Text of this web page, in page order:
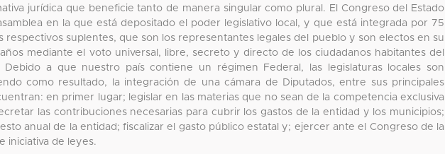
jurídica que beneficie tanto de manera singular como plural. El Congreso del Estado
en la que está depositado el poder legislativo local, y que está integrada por 75
respectivos suplentes, que son los representantes legales del pueblo y son electos en su
mediante el voto universal, libre, secreto y directo de los ciudadanos habitantes del
Debido a que nuestro país contiene un régimen Federal, las legislaturas locales son
como resultado, la integración de una cámara de Diputados, entre sus principales
en primer lugar; legislar en las materias que no sean de la competencia exclusiva
las contribuciones necesarias para cubrir los gastos de la entidad y los municipios;
anual de la entidad; fiscalizar el gasto público estatal y; ejercer ante el Congreso de la
iniciativa de leyes.